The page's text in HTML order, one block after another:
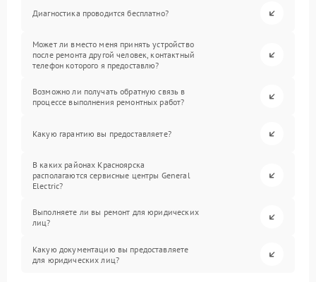
Диагностика проводится бесплатно?
Может ли вместо меня принять устройство
после ремонта другой человек, контактный
телефон которого я предоставлю?
Возможно ли получать обратную связь в
процессе выполнения ремонтных работ?
Какую гарантию вы предоставляете?
В каких районах Красноярска
располагаются сервисные центры General
Electric?
Выполняете ли вы ремонт для юридических
лиц?
Какую документацию вы предоставляете
для юридических лиц?